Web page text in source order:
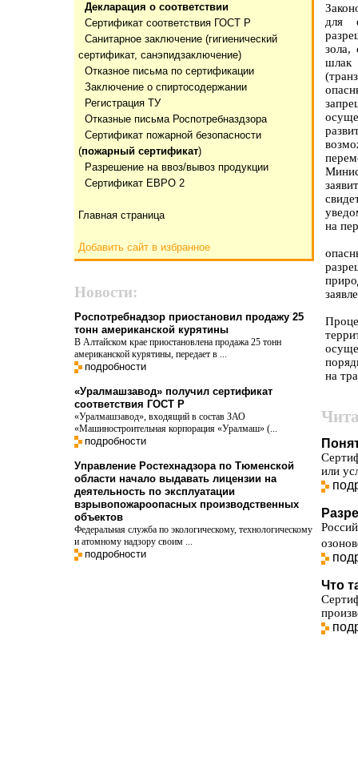
Декларация о соответствии
Сертификат соответствия ГОСТ Р
Санитарное заключение (гигиенический
сертификат, санэпидзаключение)
Отказнoе письма по сертификации
Заключение о спиртосодержании
Регистрация ТУ
Отказные письма Роспотребназдзора
Сертификат пожарной безопасности
(пожарный сертификат)
Разрешение на ввоз/вывоз продукции
Сертификат ЕВРО 2
Главная страница
Добавить сайт в избранное
Новости:
Роспотребнадзор приостановил продажу 25
тонн американской курятины
В Алтайском крае приостановлена продажа 25 тонн
американской курятины, передает в ...
подробности
«Уралмашзавод» получил сертификат
соответствия ГОСТ Р
«Уралмашзавод», входящий в состав ЗАО
«Машиностроительная корпорация «Уралмаш» (...
подробности
Управление Ростехнадзора по Тюменской
области начало выдавать лицензии на
деятельность по эксплуатации
взрывопожароопасных производственных
объектов
Федеральная служба по экологическому, технологическому
и атомному надзору своим ...
подробности
для
зола,
шлак
на
на
или
Что